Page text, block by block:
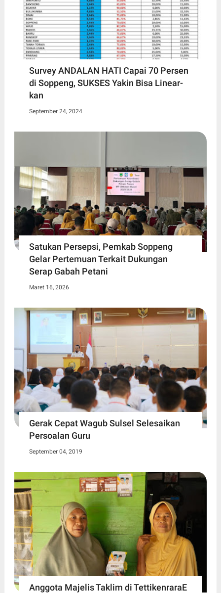
Survey ANDALAN HATI Capai 70 Persen
di Soppeng, SUKSES Yakin Bisa Linear-
kan
September 24, 2024
Satukan Persepsi, Pemkab Soppeng
Gelar Pertemuan Terkait Dukungan
Serap Gabah Petani
Maret 16, 2026
Gerak Cepat Wagub Sulsel Selesaikan
Persoalan Guru
September 04, 2019
Anggota Majelis Taklim di TettikenraraE